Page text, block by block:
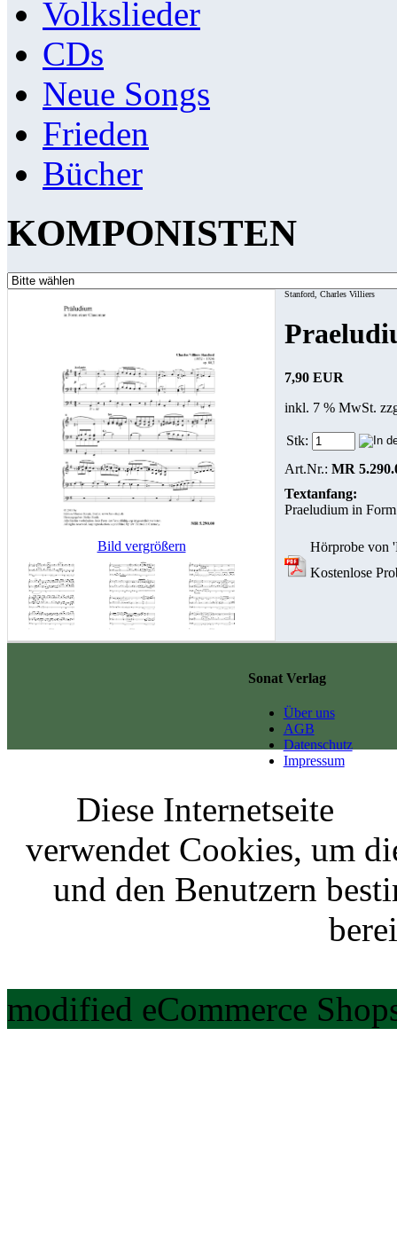
Volkslieder
CDs
Neue Songs
Frieden
Bücher
KOMPONISTEN
Bild vergrößern
Stanford, Charles Villiers
7,90 EUR
inkl. 7 % MwSt.
Stk:
Art.Nr.: MR
Textanfang:
Praeludium in
Hörprobe von
Kostenlose
Sonat Verlag
Über uns
AGB
Datenschutz
Impressum
Diese Internetseite
verwendet Cookies, um
und den Benutzern
modified eCommerce